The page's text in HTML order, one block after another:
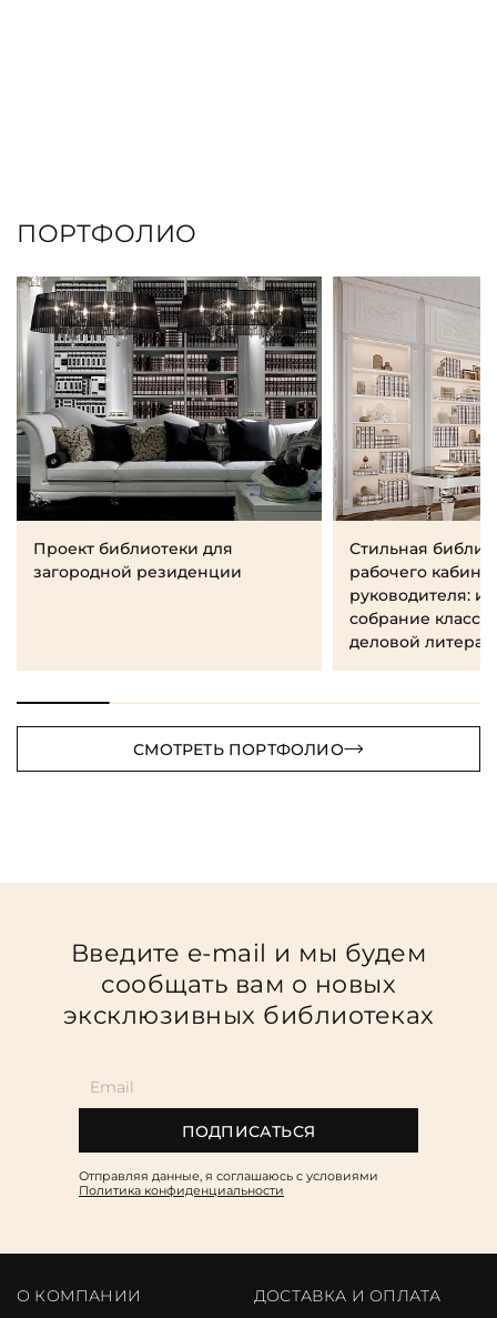
ПОРТФОЛИО
Проект библиотеки для
загородной резиденции
Стильная
рабочего
руководителя:
собрание
деловой
СМОТРЕТЬ ПОРТФОЛИО
Введите e-mail и мы будем
сообщать вам о новых
эксклюзивных библиотеках
ПОДПИСАТЬСЯ
Отправляя данные, я соглашаюсь c условиями
Политика конфиденциальности
О КОМПАНИИ
ДОСТАВКА И ОПЛАТА